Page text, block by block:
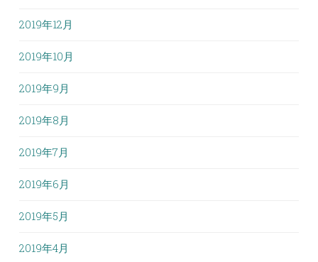
2019年12月
2019年10月
2019年9月
2019年8月
2019年7月
2019年6月
2019年5月
2019年4月